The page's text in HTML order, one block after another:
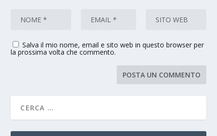
Salva il mio nome, email e sito web in questo browser per
la prossima volta che commento.